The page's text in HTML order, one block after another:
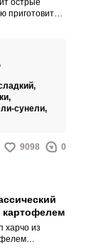
острые
приготовить
населения.
сунели,
9098 0
картофелем
харчо из